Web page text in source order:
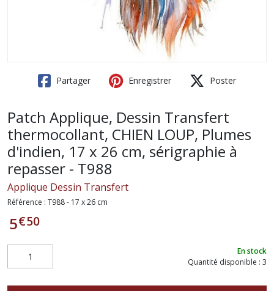
Partager Enregistrer Poster
Patch Applique, Dessin Transfert
thermocollant, CHIEN LOUP, Plumes
d'indien, 17 x 26 cm, sérigraphie à
repasser - T988
Applique Dessin Transfert
Référence : T988 - 17 x 26 cm
5€50
En stock
Quantité disponible : 3